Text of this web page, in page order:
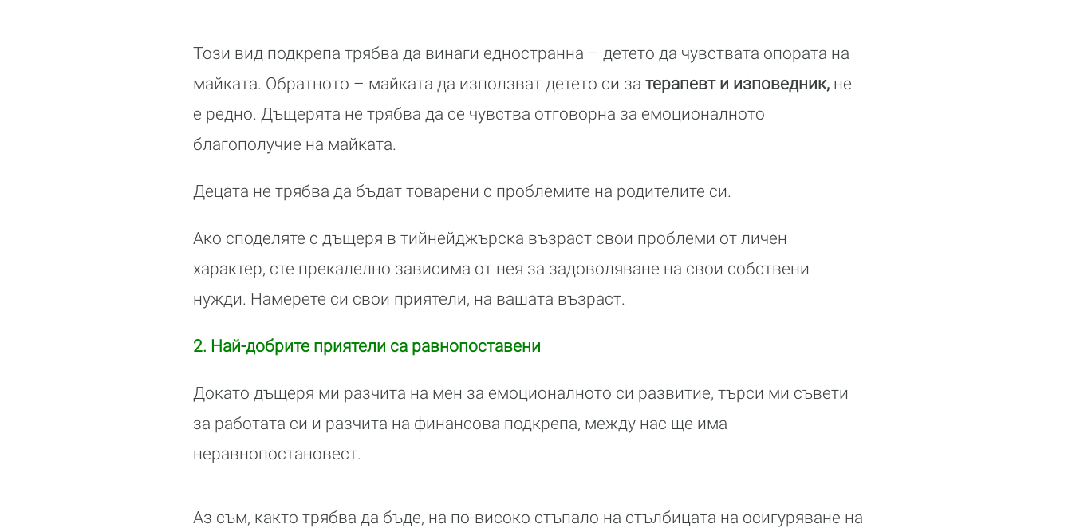
Този вид подкрепа трябва да винаги едностранна – детето да чувствата опората на
майката. Обратното – майката да използват детето си за терапевт и изповедник, не
е редно. Дъщерята не трябва да се чувства отговорна за емоционалното
благополучие на майката.
Децата не трябва да бъдат товарени с проблемите на родителите си.
Ако споделяте с дъщеря в тийнейджърска възраст свои проблеми от личен
характер, сте прекалелно зависима от нея за задоволяване на свои собствени
нужди. Намерете си свои приятели, на вашата възраст.
2. Най-добрите приятели са равнопоставени
Докато дъщеря ми разчита на мен за емоционалното си развитие, търси ми съвети
за работата си и разчита на финансова подкрепа, между нас ще има
неравнопостановест.
Аз съм, както трябва да бъде, на по-високо стъпало на стълбицата на осигуряване на